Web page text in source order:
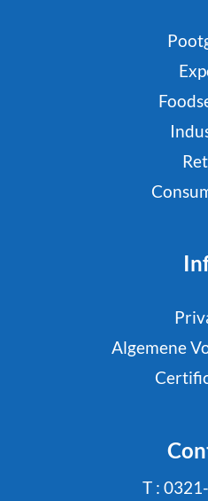
Algemene
T :